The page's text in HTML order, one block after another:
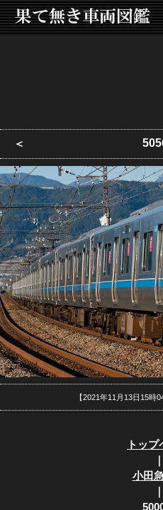
＜
【2021年11月13日15時
トップ
｜
小田
｜